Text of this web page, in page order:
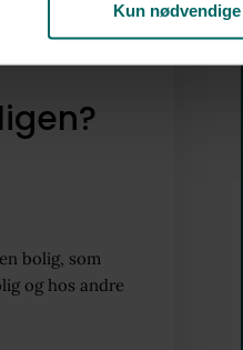
Kun
bolig, som
og hos andre